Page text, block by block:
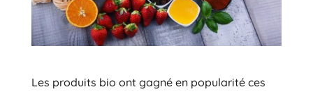
Les produits bio ont gagné en popularité ces